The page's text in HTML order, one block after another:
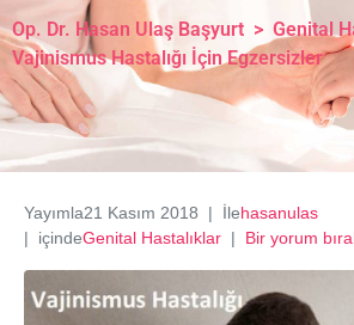
Op. Dr. Hasan Ulaş Başyurt > Genital
Vajinismus Hastalığı İçin Egzersizler
Yayımla21 Kasım 2018 İlehasanulas
içindeGenital Hastalıklar Bir yorum